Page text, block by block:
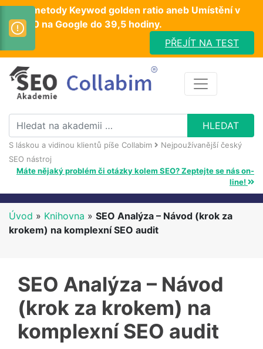
Test metody Keywod golden ratio aneb Umístění v
TOP10 na Google do 39,5 hodiny.
PŘEJÍT NA TEST
S láskou a vidinou klientů píše Collabim
Nejpoužívanější český
SEO nástroj
Máte nějaký problém či otázky kolem SEO? Zeptejte se nás on-
line!
Úvod » Knihovna » SEO Analýza – Návod (krok za
krokem) na komplexní SEO audit
SEO Analýza – Návod
(krok za krokem) na
komplexní SEO audit